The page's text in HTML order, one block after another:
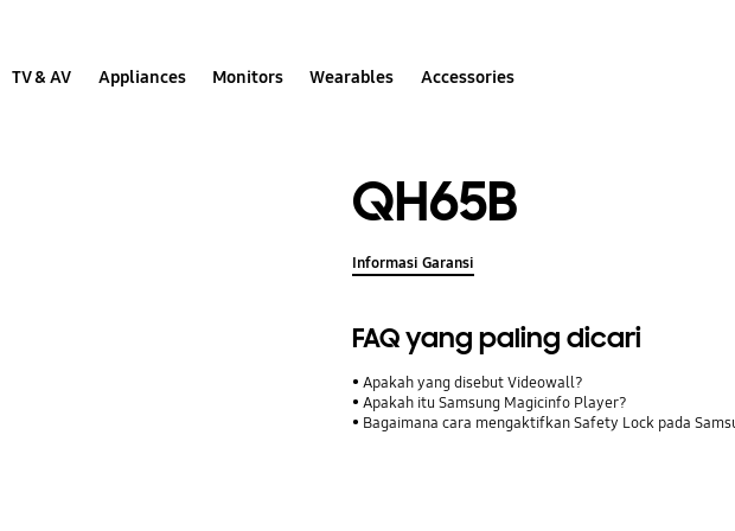
TV & AV Appliances Monitors Wearables Accessories
QH65B
Informasi Garansi
FAQ yang paling dicari
Apakah yang disebut Videowall?
Apakah itu Samsung Magicinfo Player?
Bagaimana cara mengaktifkan Safety Lock pada